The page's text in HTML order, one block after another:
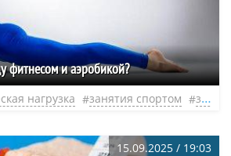
фитнесом и аэробикой?
нагрузка занятия спортом здоровый образ жизни
15.09.2025 / 19:03